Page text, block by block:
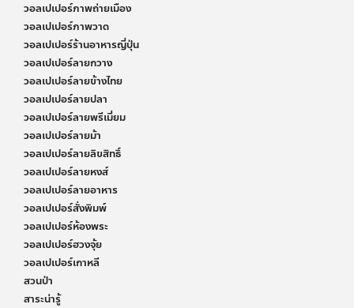
วอลเปเปอร์ภาพถ่ายเมือง
วอลเปเปอร์ภาพวาด
วอลเปเปอร์ร้านอาหารญี่ปุ่น
วอลเปเปอร์ลายกวาง
วอลเปเปอร์ลายข้างไทย
วอลเปเปอร์ลายปลา
วอลเปเปอร์ลายพรีเมี่ยม
วอลเปเปอร์ลายม้า
วอลเปเปอร์ลายลิขสิทธิ์
วอลเปเปอร์ลายหงส์
วอลเปเปอร์ลายอาหาร
วอลเปเปอร์สั่งพิมพ์
วอลเปเปอร์ห้องพระ
วอลเปเปอร์ฮวงจุ้ย
วอลเปเปอร์เกาหลี
สวนป่า
สาระน่ารู้